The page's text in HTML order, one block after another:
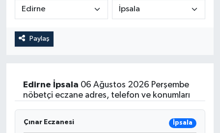
Paylaş
Edirne İpsala 06 Ağustos 2026 Perşembe
nöbetçi eczane adres, telefon ve konumları
Çınar Eczanesi İpsala
Medya
Sağlık
Sivil Toplum
Siyaset